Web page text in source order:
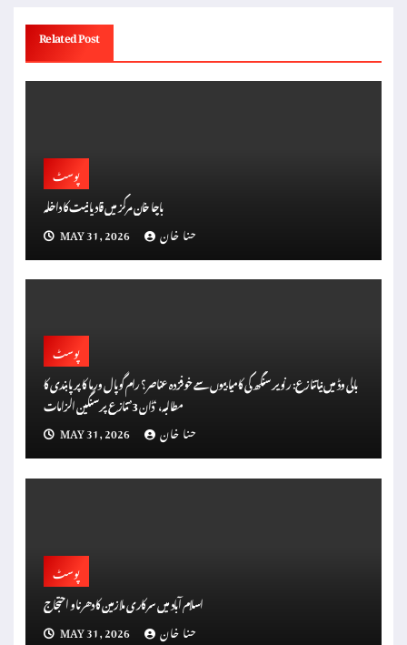
Related Post
پوسٹ
باچا خان مرکز میں قادیانیت کا داخلہ
MAY 31, 2026
حنا خان
پوسٹ
بالی وڈ میں نیا تنازع: رنویر سنگھ کی کامیابیوں سے خوفزدہ عناصر؟ رام گوپال ورما کا پر پابندی کا
مطالبہ، ‘ڈان 3’ تنازع پر سنگین الزامات
MAY 31, 2026
حنا خان
پوسٹ
اسلام آباد میں سرکاری ملازمین کا دھرنا و احتجاج
MAY 31, 2026
حنا خان